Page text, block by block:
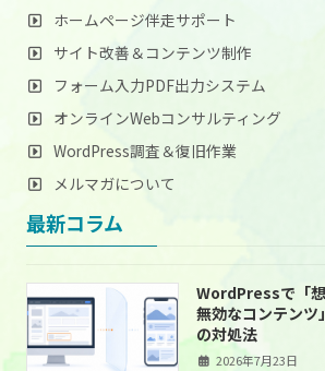
ホームページ伴走サポート
サイト改善＆コンテンツ制作
フォーム入力PDF出力システム
オンラインWebコンサルティング
WordPress調査＆復旧作業
メルマガについて
最新コラム
WordPressで「
無効なコンテンツ
の対処法
2026年7月23日